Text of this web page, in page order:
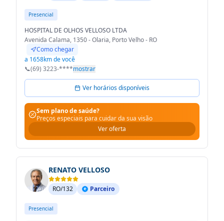
Presencial
HOSPITAL DE OLHOS VELLOSO LTDA
Avenida Calama, 1350 - Olaria, Porto Velho - RO
Como chegar
a 1658km de você
📞(69) 3223-****mostrar
Ver horários disponíveis
Sem plano de saúde?
Preços especiais para cuidar da sua visão
Ver oferta
RENATO VELLOSO
RO/132 Parceiro
Presencial